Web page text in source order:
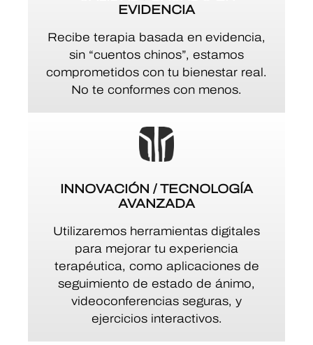
EVIDENCIA
Recibe terapia basada en evidencia,
sin “cuentos chinos”, estamos
comprometidos con tu bienestar real.
No te conformes con menos.
INNOVACIÓN / TECNOLOGÍA
AVANZADA
Utilizaremos herramientas digitales
para mejorar tu experiencia
terapéutica, como aplicaciones de
seguimiento de estado de ánimo,
videoconferencias seguras, y
ejercicios interactivos.